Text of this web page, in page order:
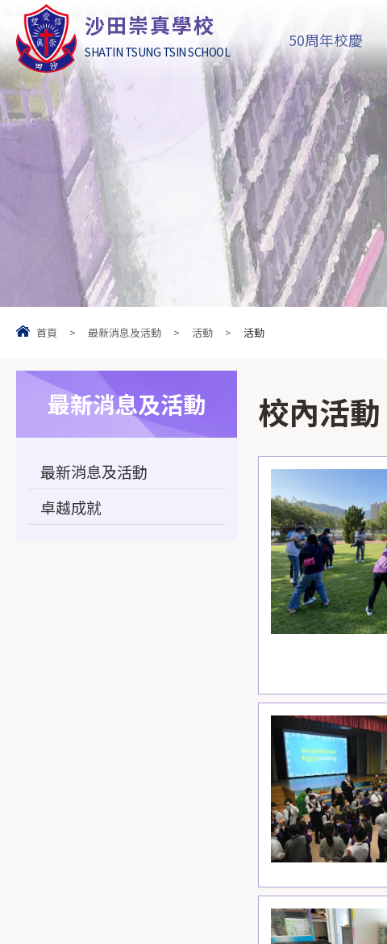
沙田崇真學校
SHATIN TSUNG TSIN SCHOOL
50周年校慶
首頁 > 最新消息及活動 > 活動 > 活動
校內活動
最新消息及活動
最新消息及活動
卓越成就